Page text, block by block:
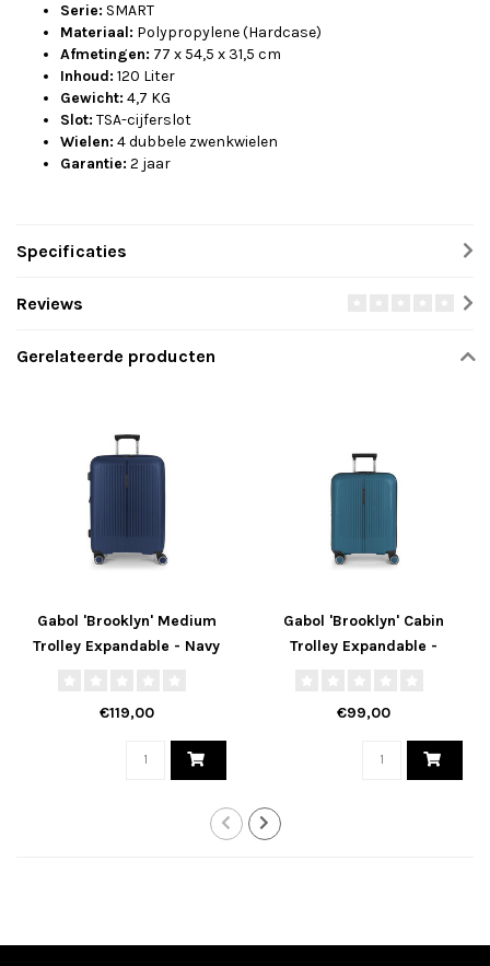
Serie: SMART
Materiaal: Polypropylene (Hardcase)
Afmetingen: 77 x 54,5 x 31,5 cm
Inhoud: 120 Liter
Gewicht: 4,7 KG
Slot: TSA-cijferslot
Wielen: 4 dubbele zwenkwielen
Garantie: 2 jaar
Specificaties
Reviews
Gerelateerde producten
Gabol 'Brooklyn' Medium
Trolley Expandable - Navy
€119,00
Gabol 'Brooklyn' Cabin
Trolley Expandable -
€99,00